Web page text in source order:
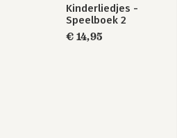
Kinderliedjes -
Speelboek 2
€ 14,95